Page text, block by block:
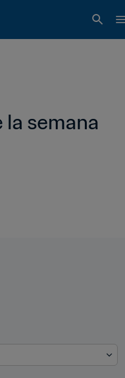
la semana